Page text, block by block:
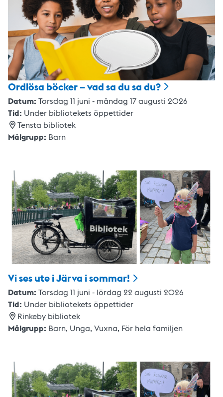
Ordlösa böcker – vad sa du sadu?
Datum: Torsdag 11 juni - måndag 17 augusti 2026
Tid: Under bibliotekets öppettider
Tensta bibliotek
Målgrupp: Barn
Vi ses ute i Järva isommar!
Datum: Torsdag 11 juni - lördag 22 augusti 2026
Tid: Under bibliotekets öppettider
Rinkeby bibliotek
Målgrupp: Barn, Unga, Vuxna, För hela familjen